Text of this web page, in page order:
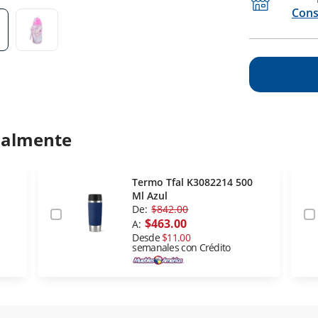
Termo Tfal K3082214 500
Ml Azul
De: $842.00
A: $463.00
Desde$11.00
semanales con Crédito